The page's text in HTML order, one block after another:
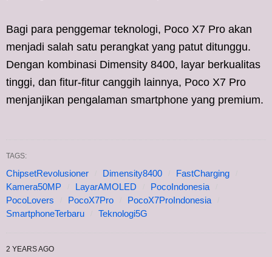
Bagi para penggemar teknologi, Poco X7 Pro akan
menjadi salah satu perangkat yang patut ditunggu.
Dengan kombinasi Dimensity 8400, layar berkualitas
tinggi, dan fitur-fitur canggih lainnya, Poco X7 Pro
menjanjikan pengalaman smartphone yang premium.
TAGS:
ChipsetRevolusioner Dimensity8400
FastCharging
Kamera50MP
LayarAMOLED
PocoIndonesia
PocoLovers
PocoX7Pro
PocoX7ProIndonesia
SmartphoneTerbaru
Teknologi5G
2 YEARS AGO